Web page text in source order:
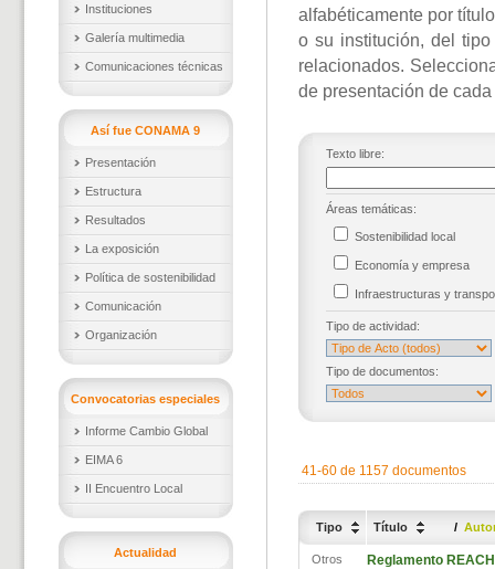
Instituciones
Galería multimedia
Comunicaciones técnicas
Así fue CONAMA 9
Presentación
Estructura
Resultados
La exposición
Política de sostenibilidad
Comunicación
Organización
Convocatorias especiales
Informe Cambio Global
EIMA 6
II Encuentro Local
Actualidad
alfabéticamente por
o su institución, del
relacionados.
de presentación de
Texto libre:
Áreas temáticas:
Sostenibilidad local
Economía y empresa
Infraestructuras y
Tipo de actividad:
Tipo de documentos:
41-60 de 1157 documentos
Tipo Título /
Otros
Reglamento